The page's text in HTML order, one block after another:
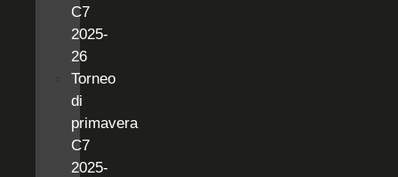
C7
2025-
26
Torneo
di
primavera
C7
2025-